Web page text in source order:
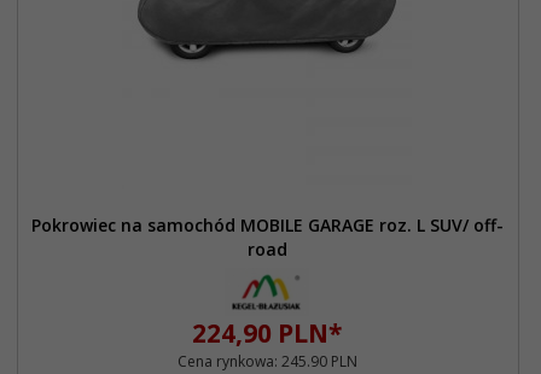
Pokrowiec na samochód MOBILE GARAGE roz. L SUV/ off-
road
224,90 PLN*
Cena rynkowa: 245.90 PLN